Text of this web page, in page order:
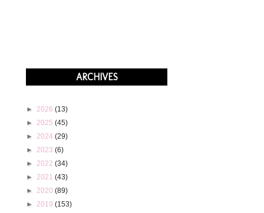
ARCHIVES
►2026(13)
►2025(45)
►2024(29)
►2023(6)
►2022(34)
►2021(43)
►2020(89)
►2019(153)